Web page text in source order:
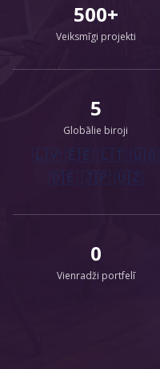
500+
Veiksmīgi projekti
5
Globālie biroji
🇱🇻 🇪🇪 🇱🇹 🇺🇦
🇩🇪 🇯🇵 🇺🇿
0
Vienradži portfelī